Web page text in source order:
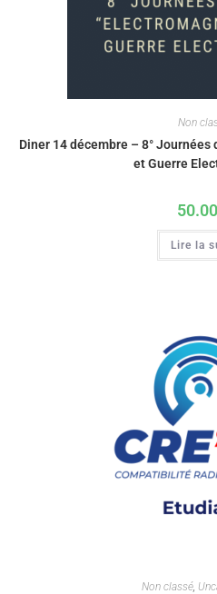
Non
Diner 14 décembre – 8° Journées
et Guerre
50.00
Lire la
Non classé